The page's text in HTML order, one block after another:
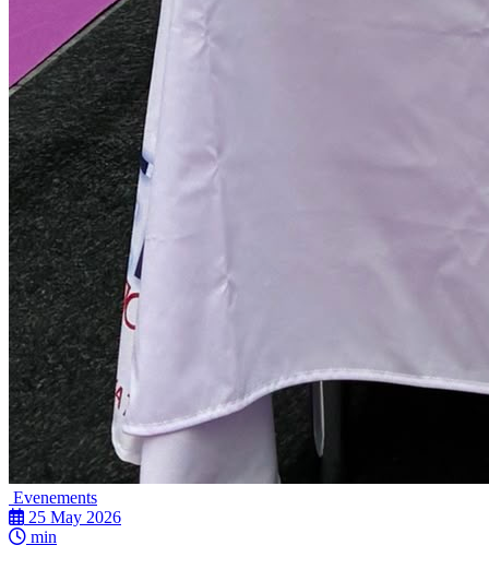
Evenements
25 May 2026
min